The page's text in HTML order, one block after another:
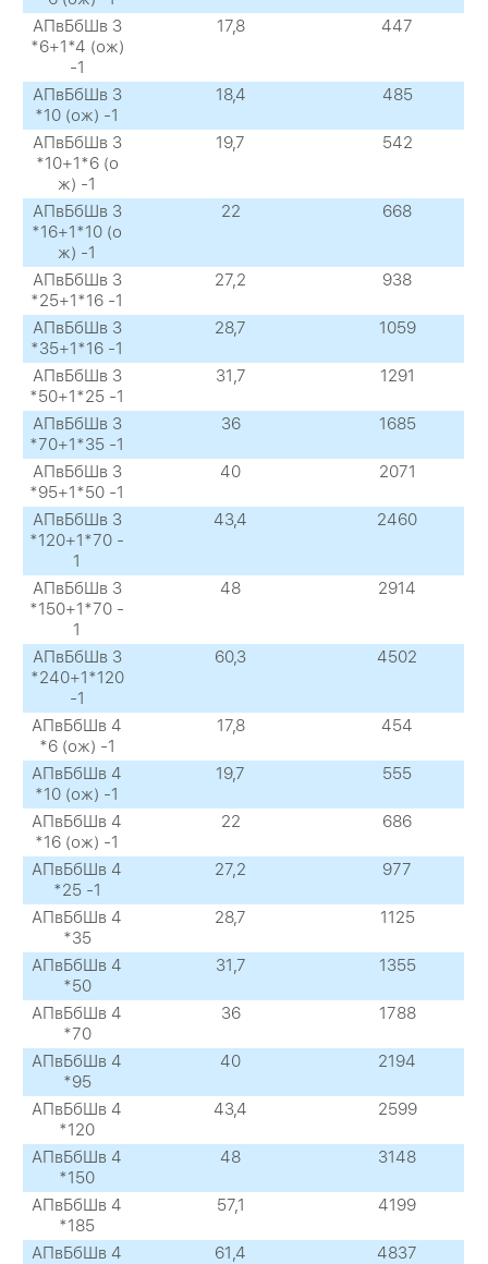
АПвБбШв 3
*6+1*4 (ож)
-1
17,8 447
АПвБбШв 3
*10 (ож) -1
18,4 485
АПвБбШв 3
*10+1*6 (о
ж) -1
19,7 542
АПвБбШв 3
*16+1*10 (о
ж) -1
22 668
АПвБбШв 3
*25+1*16 -1
27,2 938
АПвБбШв 3
*35+1*16 -1
28,7 1059
АПвБбШв 3
*50+1*25 -1
31,7 1291
АПвБбШв 3
*70+1*35 -1
36 1685
АПвБбШв 3
*95+1*50 -1
40 2071
АПвБбШв 3
*120+1*70 -
1
43,4 2460
АПвБбШв 3
*150+1*70 -
1
48 2914
АПвБбШв 3
*240+1*120
-1
60,3 4502
АПвБбШв 4
*6 (ож) -1
17,8 454
АПвБбШв 4
*10 (ож) -1
19,7 555
АПвБбШв 4
*16 (ож) -1
22 686
АПвБбШв 4
*25 -1
27,2 977
АПвБбШв 4
*35
28,7 1125
АПвБбШв 4
*50
31,7 1355
АПвБбШв 4
*70
36 1788
АПвБбШв 4
*95
40 2194
АПвБбШв 4
*120
43,4 2599
АПвБбШв 4
*150
48 3148
АПвБбШв 4
*185
57,1 4199
АПвБбШв 4
61,4 4837